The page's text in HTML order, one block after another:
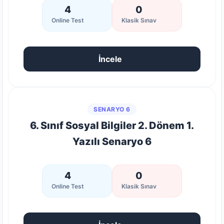
4
Online Test
0
Klasik Sınav
İncele
SENARYO 6
6. Sınıf Sosyal Bilgiler 2. Dönem 1.
Yazılı Senaryo 6
4
Online Test
0
Klasik Sınav